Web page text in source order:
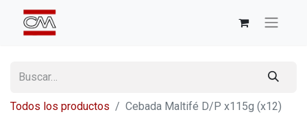
Todos los productos Cebada Maltifé D/P x115g (x12)